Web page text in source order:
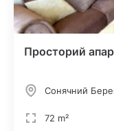
Просторий
Сонячний
72 m²